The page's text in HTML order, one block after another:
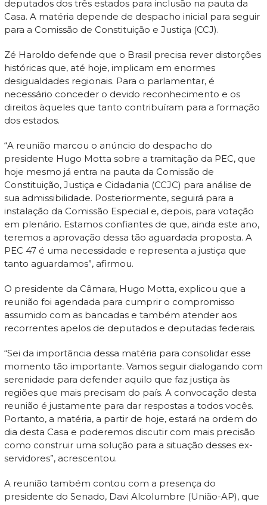
deputados dos três estados para inclusão na pauta da
Casa. A matéria depende de despacho inicial para seguir
para a Comissão de Constituição e Justiça (CCJ).
Zé Haroldo defende que o Brasil precisa rever distorções
históricas que, até hoje, implicam em enormes
desigualdades regionais. Para o parlamentar, é
necessário conceder o devido reconhecimento e os
direitos àqueles que tanto contribuíram para a formação
dos estados.
“A reunião marcou o anúncio do despacho do
presidente Hugo Motta sobre a tramitação da PEC, que
hoje mesmo já entra na pauta da Comissão de
Constituição, Justiça e Cidadania (CCJC) para análise de
sua admissibilidade. Posteriormente, seguirá para a
instalação da Comissão Especial e, depois, para votação
em plenário. Estamos confiantes de que, ainda este ano,
teremos a aprovação dessa tão aguardada proposta. A
PEC 47 é uma necessidade e representa a justiça que
tanto aguardamos”, afirmou.
O presidente da Câmara, Hugo Motta, explicou que a
reunião foi agendada para cumprir o compromisso
assumido com as bancadas e também atender aos
recorrentes apelos de deputados e deputadas federais.
“Sei da importância dessa matéria para consolidar esse
momento tão importante. Vamos seguir dialogando com
serenidade para defender aquilo que faz justiça às
regiões que mais precisam do país. A convocação desta
reunião é justamente para dar respostas a todos vocês.
Portanto, a matéria, a partir de hoje, estará na ordem do
dia desta Casa e poderemos discutir com mais precisão
como construir uma solução para a situação desses ex-
servidores”, acrescentou.
A reunião também contou com a presença do
presidente do Senado, Davi Alcolumbre (União-AP), que